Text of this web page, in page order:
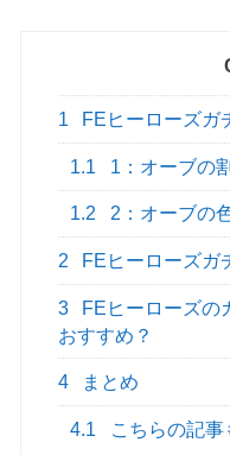
1 FEヒーローズガ
1.1 1：オーブの
1.2 2：オーブの
2 FEヒーローズガ
3
FEヒーローズの
おすすめ？
4 まとめ
4.1 こちらの記事